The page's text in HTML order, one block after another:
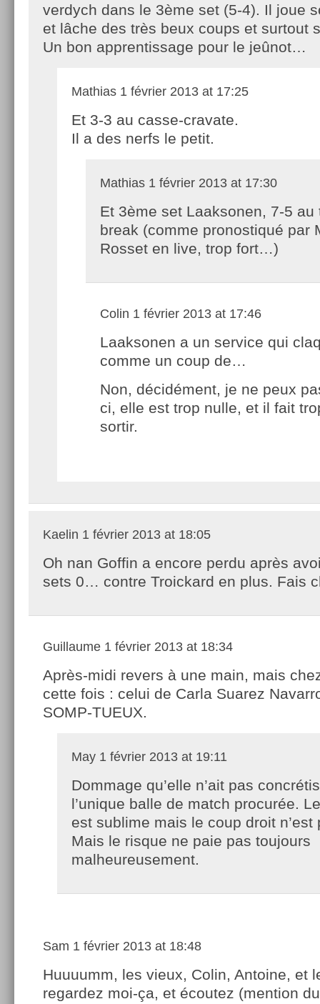
verdych dans le 3ème set (5-4). Il joue
et lâche des très beux coups et surtout
Un bon apprentissage pour le jeûnot…
Mathias 1 février 2013 at 17:25
Et 3-3 au casse-cravate.
Il a des nerfs le petit.
Mathias 1 février 2013 at 17:30
Et 3ème set Laaksonen, 7-5 au
break (comme pronostiqué par
Rosset en live, trop fort…)
Colin 1 février 2013 at 17:46
Laaksonen a un service qui
comme un coup de…
Non, décidément, je ne peux
ci, elle est trop nulle, et il fait
sortir.
Kaelin 1 février 2013 at 18:05
Oh nan Goffin a encore perdu après
sets 0… contre Troickard en plus. Fais
Guillaume 1 février 2013 at 18:34
Après-midi revers à une main, mais
cette fois : celui de Carla Suarez
SOMP-TUEUX.
May 1 février 2013 at 19:11
Dommage qu’elle n’ait pas
l’unique balle de match procurée.
est sublime mais le coup droit n’est
Mais le risque ne paie pas toujours
malheureusement.
Sam 1 février 2013 at 18:48
Huuuumm, les vieux, Colin, Antoine, et
regardez moi-ça, et écoutez (mention